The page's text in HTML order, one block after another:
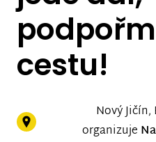
cestu!
Nový
organizuje